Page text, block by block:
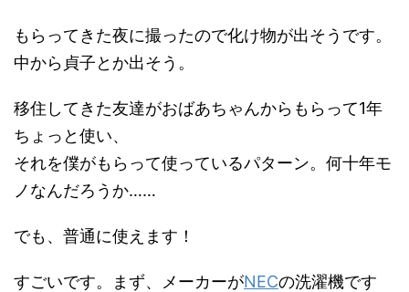
もらってきた夜に撮ったので化け物が出そうです。
中から貞子とか出そう。
移住してきた友達がおばあちゃんからもらって1年
ちょっと使い、
それを僕がもらって使っているパターン。何十年モ
ノなんだろうか……
でも、普通に使えます！
すごいです。まず、メーカーがNECの洗濯機です